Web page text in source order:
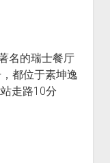
名的瑞士餐厅
都位于素坤逸
走路10分